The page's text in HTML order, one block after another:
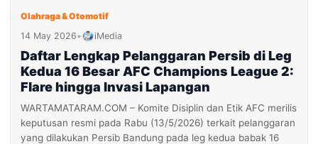
Olahraga & Otomotif
14 May 2026• iMedia
Daftar Lengkap Pelanggaran Persib di Leg
Kedua 16 Besar AFC Champions League 2:
Flare hingga Invasi Lapangan
WARTAMATARAM.COM – Komite Disiplin dan Etik AFC merilis
keputusan resmi pada Rabu (13/5/2026) terkait pelanggaran
yang dilakukan Persib Bandung pada leg kedua babak 16